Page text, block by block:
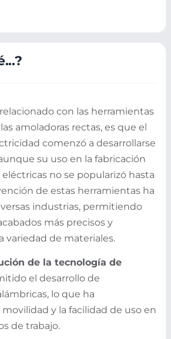
con las herramientas
amoladoras rectas, es que el
comenzó a desarrollarse
su uso en la fabricación
no se popularizó hasta
de estas herramientas ha
industrias, permitiendo
más precisos y
variedad de materiales.
de la tecnología de
el desarrollo de
lo que ha
y la facilidad de uso en
de trabajo.